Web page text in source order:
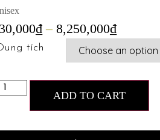
₫ – 8,250,000₫
tích
ADD TO CART